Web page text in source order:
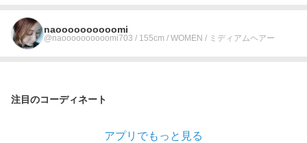
naoooooooooomi
@naoooooooooomi703 / 155cm / WOMEN / ミディアムヘアー
注目のコーディネート
アプリでもっと見る